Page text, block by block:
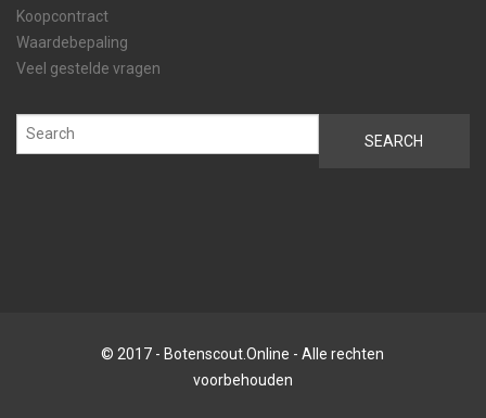
Koopcontract
Waardebepaling
Veel gestelde vragen
© 2017 - Botenscout.Online - Alle rechten
voorbehouden